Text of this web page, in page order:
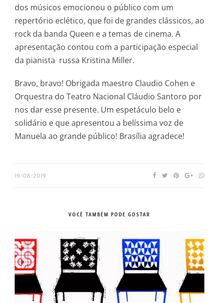
dos músicos emocionou o público com um
repertório eclético, que foi de grandes clássicos, ao
rock da banda Queen e a temas de cinema. A
apresentação contou com a participação especial
da pianista russa Kristina Miller.
Bravo, bravo! Obrigada maestro Claudio Cohen e
Orquestra do Teatro Nacional Cláudio Santoro por
nos dar esse presente. Um espetáculo belo e
solidário e que apresentou a belíssima voz de
Manuela ao grande público! Brasília agradece!
19/08/2019
VOCÊ TAMBÉM PODE GOSTAR